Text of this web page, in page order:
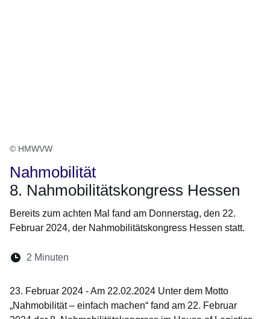
© HMWVW
Nahmobilität
8. Nahmobilitätskongress Hessen
Bereits zum achten Mal fand am Donnerstag, den 22.
Februar 2024, der Nahmobilitätskongress Hessen statt.
Lesedauer:
2 Minuten
23. Februar 2024 - Am 22.02.2024 Unter dem Motto
„Nahmobilität – einfach machen“ fand am 22. Februar